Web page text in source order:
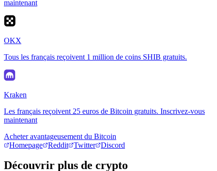
maintenant
OKX
Tous les français reçoivent 1 million de coins SHIB gratuits.
Kraken
Les français reçoivent 25 euros de Bitcoin gratuits. Inscrivez-vous
maintenant
Acheter avantageusement du Bitcoin
Homepage
Reddit Twitter Discord
Découvrir plus de crypto